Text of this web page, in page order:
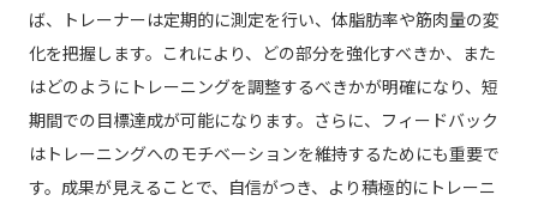
ば、トレーナーは定期的に測定を行い、体脂肪率や筋肉量の変
化を把握します。これにより、どの部分を強化すべきか、また
はどのようにトレーニングを調整するべきかが明確になり、短
期間での目標達成が可能になります。さらに、フィードバック
はトレーニングへのモチベーションを維持するためにも重要で
す。成果が見えることで、自信がつき、より積極的にトレーニ